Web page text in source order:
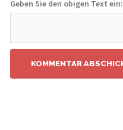
Geben Sie den obigen Text ein: